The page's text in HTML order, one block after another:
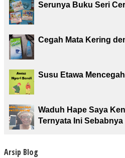
Serunya Buku Seri
Cegah Mata Kering
Susu Etawa
Waduh Hape Saya
Ternyata Ini Sebabnya
Arsip Blog